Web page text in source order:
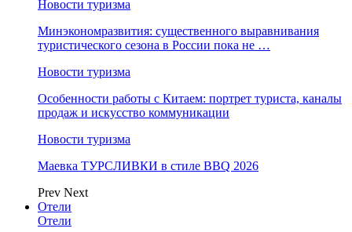
Новости туризма
Минэкономразвития: существенного выравнивания
туристического сезона в России пока не …
Новости туризма
Особенности работы с Китаем: портрет туриста, каналы
продаж и искусство коммуникации
Новости туризма
Маевка ТУРСЛИВКИ в стиле BBQ 2026
Prev Next
Отели
Отели